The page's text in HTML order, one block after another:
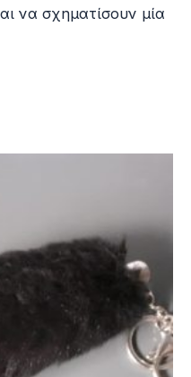
να σχηματίσουν μία